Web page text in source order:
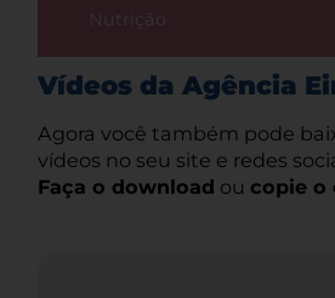
Nutrição
Vídeos da Agência
Agora você também pode
vídeos no seu site e redes
Faça o download ou copie o